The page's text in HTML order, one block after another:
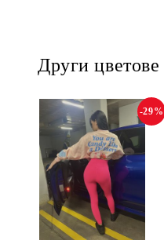
Други
-29%